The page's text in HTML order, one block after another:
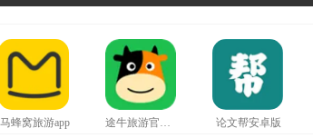
马蜂窝旅游app 途牛旅游官网版 论文帮安卓版